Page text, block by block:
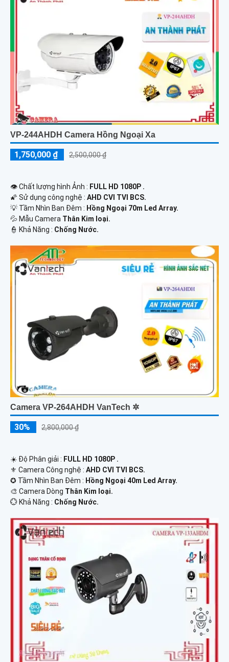
VP-244AHDH Camera Hồng Ngoại Xa
1,750,000 ₫ 2,500,000 ₫
👁 Chất lượng hình Ảnh : FULL HD 1080P .
🌠 Sử dụng công nghệ : AHD CVI TVI BCS.
💡 Tầm Nhìn Ban Đêm : Hồng Ngoại 70m Led Array.
💦 Mẫu Camera Thân Kim loại.
️👮 Khả Năng : Chống Nước.
Camera VP-264AHDH VanTech ✲
30% 2,800,000 ₫
☀️ Độ Phân giải : FULL HD 1080P .
⚜️ Camera Công nghệ : AHD CVI TVI BCS.
✪ Tầm Nhìn Ban Đêm : Hồng Ngoại 40m Led Array.
🎨 Camera Dòng Thân Kim loại.
️💮 Khả Năng : Chống Nước.